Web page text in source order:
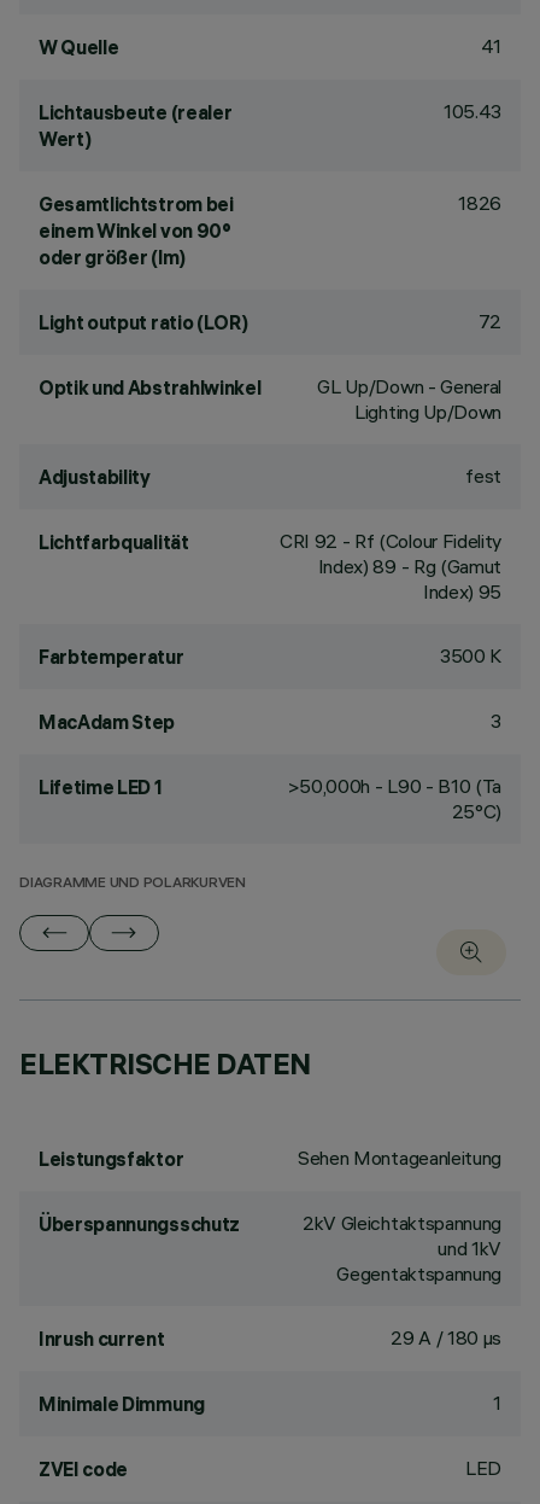
W Quelle 41
Lichtausbeute (realer
Wert)
105.43
Gesamtlichtstrom bei
einem Winkel von 90°
oder größer (lm)
1826
Light output ratio (LOR) 72
Optik und Abstrahlwinkel
GL Up/Down - General
Lighting Up/Down
Adjustability fest
Lichtfarbqualität CRI 92 - Rf (Colour Fidelity
Index) 89 - Rg (Gamut
Index) 95
Farbtemperatur 3500 K
MacAdam Step 3
Lifetime LED 1
>50,000h - L90 - B10 (Ta
25°C)
DIAGRAMME UND POLARKURVEN
ELEKTRISCHE DATEN
Leistungsfaktor Sehen Montageanleitung
Überspannungsschutz
2kV Gleichtaktspannung
und 1kV
Gegentaktspannung
Inrush current 29 A / 180 µs
Minimale Dimmung 1
ZVEI code LED